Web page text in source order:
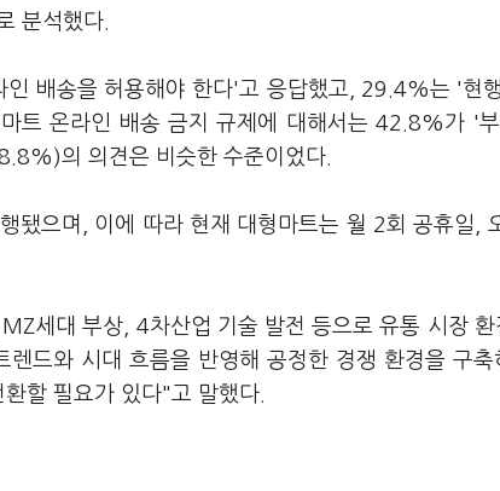
분석했다.
배송을 허용해야 한다'고 응답했고, 29.4%는 '현
트 온라인 배송 금지 규제에 대해서는 42.8%가 '
의 의견은 비슷한 수준이었다.
됐으며, 이에 따라 현재 대형마트는 월 2회 공휴일,
세대 부상, 4차산업 기술 발전 등으로 유통 시장
드와 시대 흐름을 반영해 공정한 경쟁 환경을 구축
할 필요가 있다"고 말했다.